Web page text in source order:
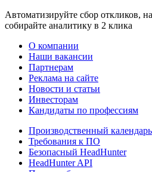
Автоматизируйте сбор откликов,
собирайте аналитику в 2 клика
О компании
Наши вакансии
Партнерам
Реклама на сайте
Новости и статьи
Инвесторам
Кандидаты по профессиям
Производственный календарь
Требования к ПО
Безопасный HeadHunter
HeadHunter API